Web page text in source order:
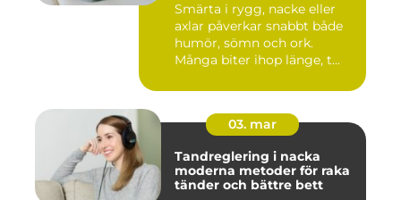
Smärta i rygg, nacke eller
axlar påverkar snabbt både
humör, sömn och ork.
Många biter ihop länge, t...
03. mar
Tandreglering i nacka
moderna metoder för raka
tänder och bättre bett